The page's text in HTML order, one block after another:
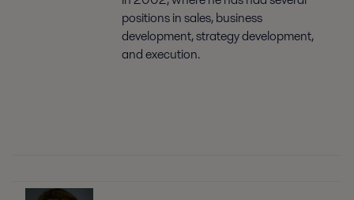
positions in sales, business
development, strategy development,
and execution.